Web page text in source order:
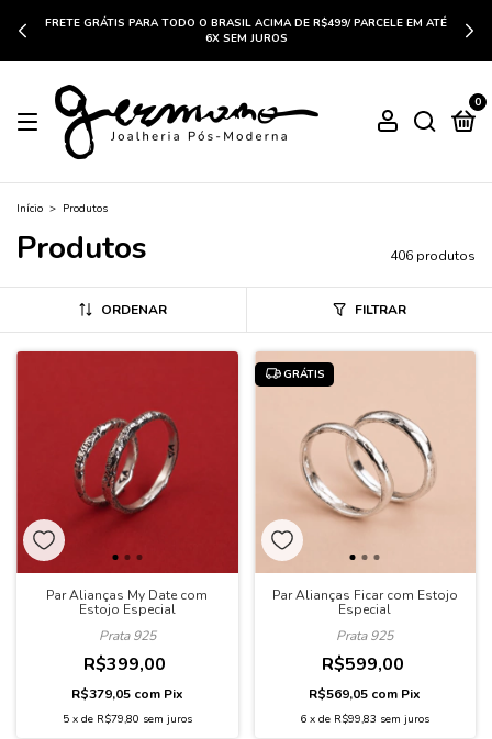
FRETE GRÁTIS PARA TODO O BRASIL ACIMA DE R$499/ PARCELE EM ATÉ
6X SEM JUROS
0
Início > Produtos
Produtos 406 produtos
ORDENAR FILTRAR
Par Alianças My Date com
Estojo Especial
Prata 925
R$399,00
R$379,05 com Pix
5 x de R$79,80 sem juros
GRÁTIS
Par Alianças Ficar com Estojo
Especial
Prata 925
R$599,00
R$569,05 com Pix
6 xde R$99,83 sem juros